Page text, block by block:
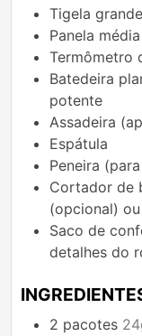
Tigela grande
Panela média
Termômetro
Batedeira
potente
Assadeira
Espátula
Peneira
Cortador de
(opcional)
Saco de
detalhes do
2 pacotes